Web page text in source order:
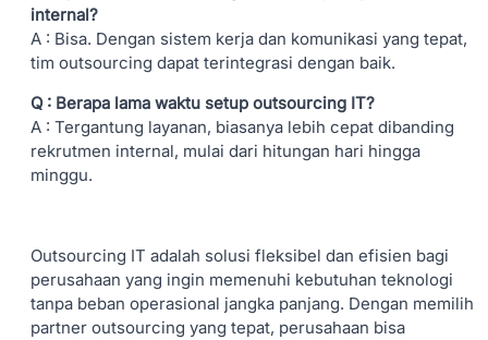
internal?
A : Bisa. Dengan sistem kerja dan komunikasi yang tepat,
tim outsourcing dapat terintegrasi dengan baik.
Q : Berapa lama waktu setup outsourcing IT?
A : Tergantung layanan, biasanya lebih cepat dibanding
rekrutmen internal, mulai dari hitungan hari hingga
minggu.
Outsourcing IT adalah solusi fleksibel dan efisien bagi
perusahaan yang ingin memenuhi kebutuhan teknologi
tanpa beban operasional jangka panjang. Dengan memilih
partner outsourcing yang tepat, perusahaan bisa